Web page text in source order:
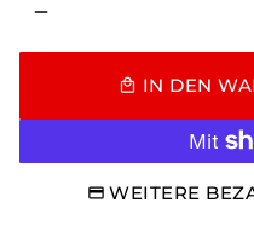
remove
local_mall IN DEN
WEITERE